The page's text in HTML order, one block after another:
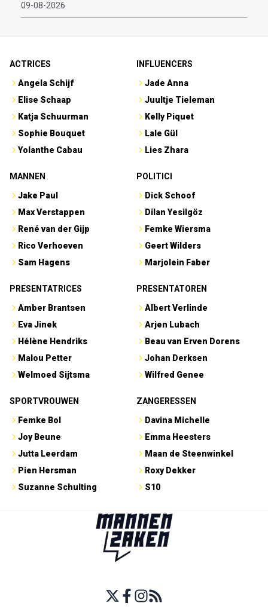
09-08-2026
ACTRICES
Angela Schijf
Elise Schaap
Katja Schuurman
Sophie Bouquet
Yolanthe Cabau
INFLUENCERS
Jade Anna
Juultje Tieleman
Kelly Piquet
Lale Gül
Lies Zhara
MANNEN
Jake Paul
Max Verstappen
René van der Gijp
Rico Verhoeven
Sam Hagens
POLITICI
Dick Schoof
Dilan Yesilgöz
Femke Wiersma
Geert Wilders
Marjolein Faber
PRESENTATRICES
Amber Brantsen
Eva Jinek
Hélène Hendriks
Malou Petter
Welmoed Sijtsma
PRESENTATOREN
Albert Verlinde
Arjen Lubach
Beau van Erven Dorens
Johan Derksen
Wilfred Genee
SPORTVROUWEN
Femke Bol
Joy Beune
Jutta Leerdam
Pien Hersman
Suzanne Schulting
ZANGERESSEN
Davina Michelle
Emma Heesters
Maan de Steenwinkel
Roxy Dekker
S10